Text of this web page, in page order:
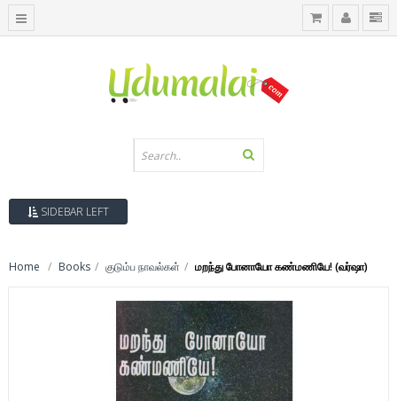
SIDEBAR LEFT
Home Books குடும்ப நாவல்கள் மறந்து போனாயோ கண்மணியே! (வர்ஷா)